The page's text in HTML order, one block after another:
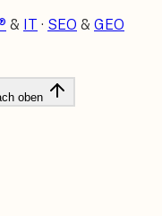
& IT · SEO & GEO
oben